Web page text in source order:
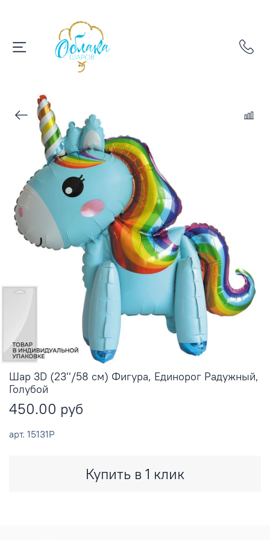
арт. 15131P
Шар 3D (23''/58 см) Фигура, Единорог Радужный,
Голубой
450.00 руб
Купить в 1 клик